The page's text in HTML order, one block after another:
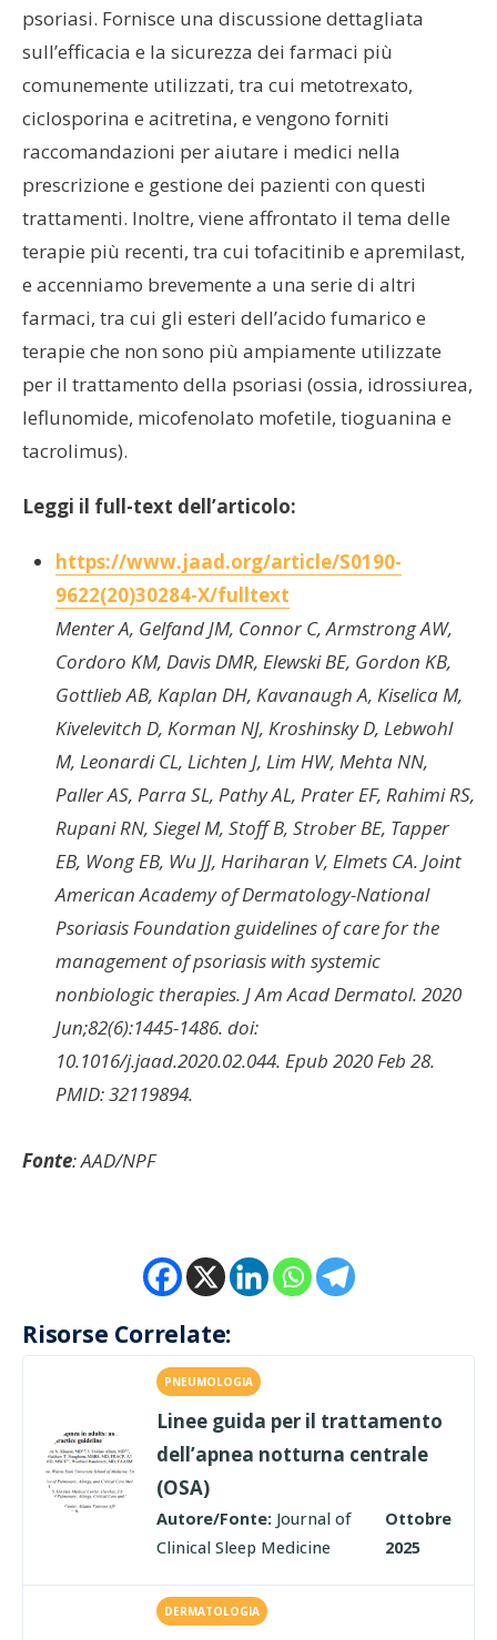
psoriasi. Fornisce una discussione dettagliata
sull’efficacia e la sicurezza dei farmaci più
comunemente utilizzati, tra cui metotrexato,
ciclosporina e acitretina, e vengono forniti
raccomandazioni per aiutare i medici nella
prescrizione e gestione dei pazienti con questi
trattamenti. Inoltre, viene affrontato il tema delle
terapie più recenti, tra cui tofacitinib e apremilast,
e accenniamo brevemente a una serie di altri
farmaci, tra cui gli esteri dell’acido fumarico e
terapie che non sono più ampiamente utilizzate
per il trattamento della psoriasi (ossia, idrossiurea,
leflunomide, micofenolato mofetile, tioguanina e
tacrolimus).
Leggi il full-text dell’articolo:
https://www.jaad.org/article/S0190-
9622(20)30284-X/fulltext
Menter A, Gelfand JM, Connor C, Armstrong AW,
Cordoro KM, Davis DMR, Elewski BE, Gordon KB,
Gottlieb AB, Kaplan DH, Kavanaugh A, Kiselica M,
Kivelevitch D, Korman NJ, Kroshinsky D, Lebwohl
M, Leonardi CL, Lichten J, Lim HW, Mehta NN,
Paller AS, Parra SL, Pathy AL, Prater EF, Rahimi RS,
Rupani RN, Siegel M, Stoff B, Strober BE, Tapper
EB, Wong EB, Wu JJ, Hariharan V, Elmets CA. Joint
American Academy of Dermatology-National
Psoriasis Foundation guidelines of care for the
management of psoriasis with systemic
nonbiologic therapies. J Am Acad Dermatol. 2020
Jun;82(6):1445-1486. doi:
10.1016/j.jaad.2020.02.044. Epub 2020 Feb 28.
PMID: 32119894.
Fonte: AAD/NPF
Risorse Correlate:
PNEUMOLOGIA
Linee guida per il trattamento
dell’apnea notturna centrale
(OSA)
Autore/Fonte: Journal of
Clinical Sleep Medicine
Ottobre
2025
DERMATOLOGIA